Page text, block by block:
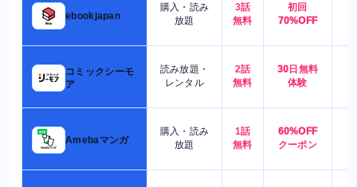
ebookjapan
購入・読み
放題
3話
無料
初回
70%OFF
コミックシーモ
ア
読み放題・
レンタル
2話
無料
30日無料
体験
Amebaマンガ
購入・読み
放題
1話
無料
60%OFF
クーポン